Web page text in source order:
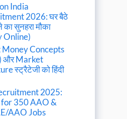
India
2026: घर बैठे
का सुनहरा मौका
Online)
Money Concepts
और Market
स्ट्रैटेजी को हिंदी
2025:
350 AAO &
AAO Jobs